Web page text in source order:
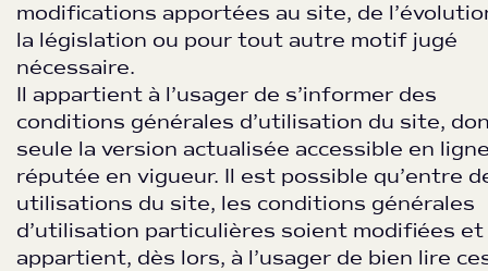
modifications apportées au site, de
la législation ou pour tout autre motif jugé
nécessaire.
Il appartient à l’usager de s’informer des
conditions générales d’utilisation du site,
seule la version actualisée accessible en
réputée en vigueur. Il est possible qu’entre
utilisations du site, les conditions générales
d’utilisation particulières soient modifiées et
appartient, dès lors, à l’usager de bien lire